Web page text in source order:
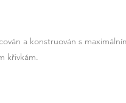
a konstruován s
křivkám.